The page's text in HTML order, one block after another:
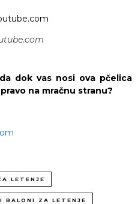
dok vas nosi ova pčelica
na mračnu stranu?
LETENJE
BALONI ZA LETENJE